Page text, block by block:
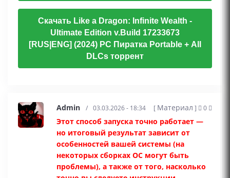
Скачать Like a Dragon: Infinite Wealth -
Ultimate Edition v.Build 17233673
[RUS|ENG] (2024) PC Пиратка Portable + All
DLCs торрент
Admin / 03.03.2026 - 18:34 [ Материал ] 0
Этот способ запуска точно работает —
но итоговый результат зависит от
особенностей вашей системы (на
некоторых сборках ОС могут быть
проблемы), а также от того, насколько